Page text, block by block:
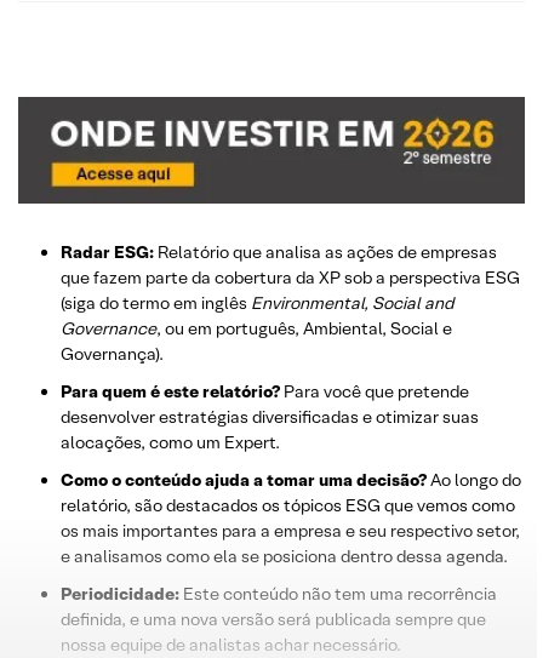
Radar ESG: Relatório que analisa as ações de empresas
que fazem parte da cobertura da XP sob a perspectiva ESG
(siga do termo em inglês Environmental, Social and
Governance, ou em português, Ambiental, Social e
Governança).
Para quem é este relatório? Para você que pretende
desenvolver estratégias diversificadas e otimizar suas
alocações, como um Expert.
Como o conteúdo ajuda a tomar uma decisão?Ao longo do
relatório, são destacados os tópicos ESG que vemos como
os mais importantes para a empresa e seu respectivo setor,
e analisamos como ela se posiciona dentro dessa agenda.
Periodicidade: Este conteúdo não tem uma recorrência
definida, e uma nova versão será publicada sempre que
nossa equipe de analistas achar necessário.